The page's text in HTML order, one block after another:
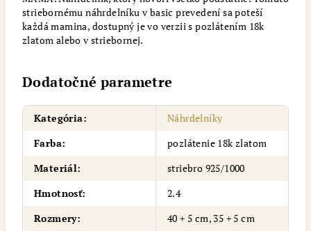
striebornému náhrdelníku v basic prevedení sa poteší
každá mamina, dostupný je vo verzii s pozlátením 18k
zlatom alebo v striebornej.
Dodatočné parametre
Kategória:
Náhrdelníky
Farba:
pozlátenie 18k zlatom
Materiál:
striebro 925/1000
Hmotnosť:
2.4
Rozmery: 40 + 5 cm, 35 + 5 cm